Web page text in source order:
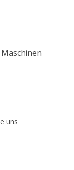
uns